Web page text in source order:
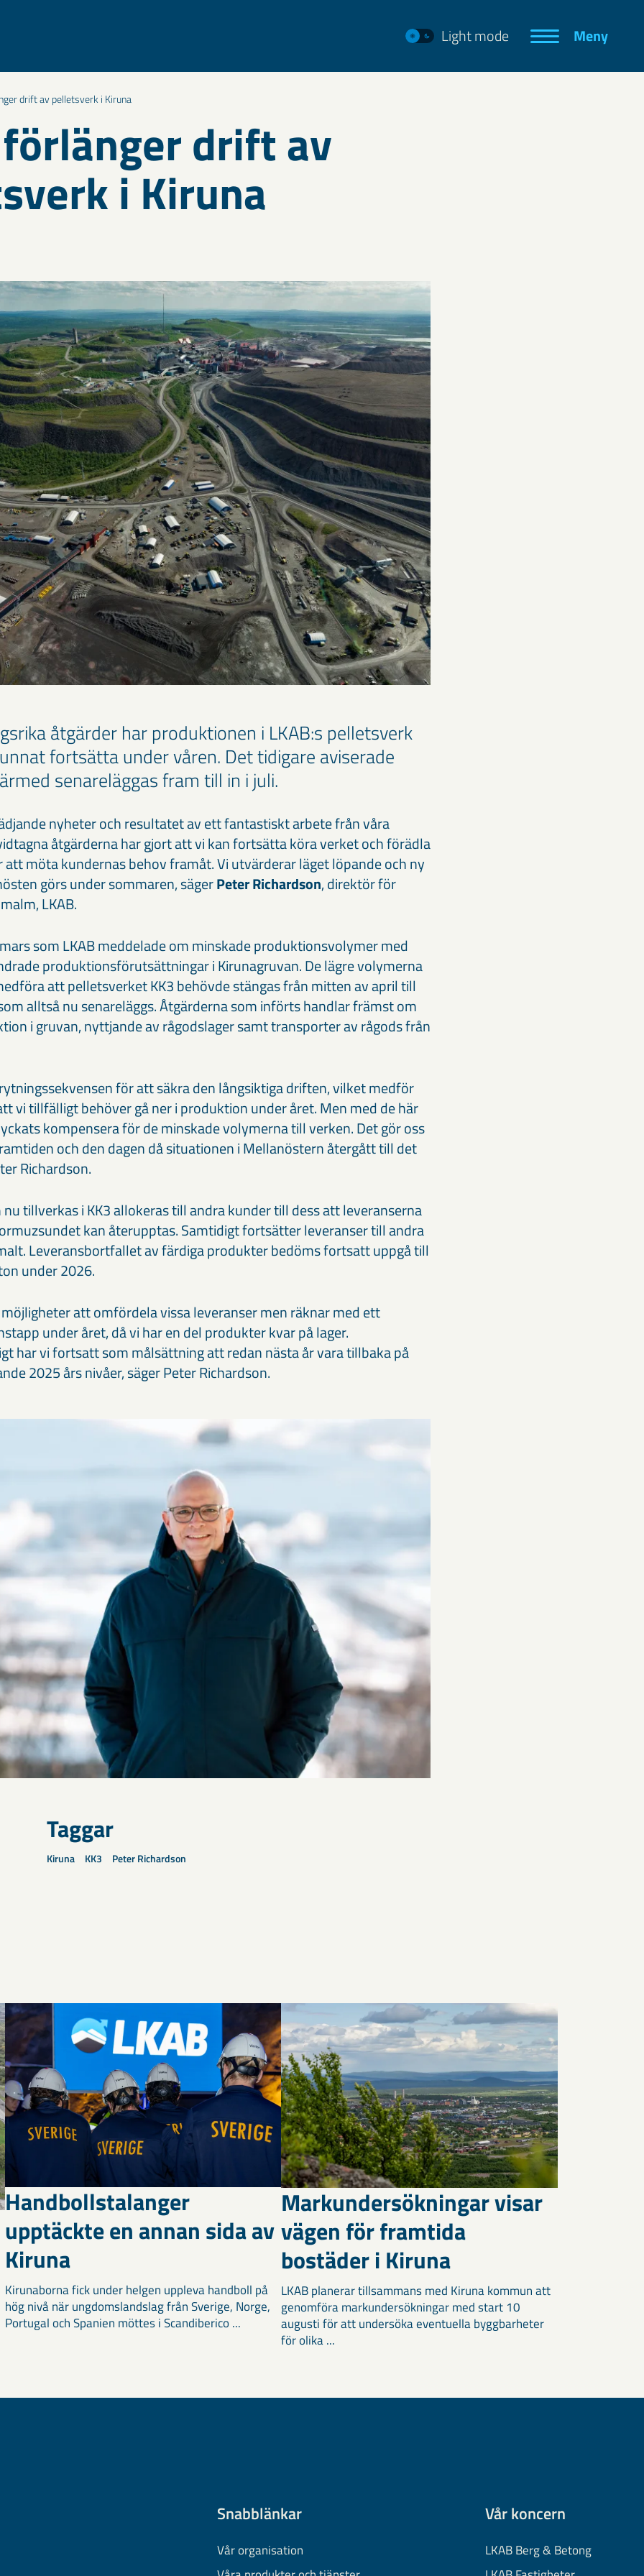
Light mode Meny
drift av pelletsverk i Kiruna
drift av
i Kiruna
åtgärder har produktionen i LKAB:s pelletsverk
fortsätta under våren. Det tidigare aviserade
senareläggas fram till in i juli.
nyheter och resultatet av ett fantastiskt arbete från våra
åtgärderna har gjort att vi kan fortsätta köra verket och förädla
möta kundernas behov framåt. Vi utvärderar läget löpande och ny
görs under sommaren, sägerPeter Richardson, direktör för
LKAB.
som LKAB meddelade om minskade produktionsvolymer med
produktionsförutsättningar i Kirunagruvan. De lägre volymerna
att pelletsverket KK3 behövde stängas från mitten av april till
alltså nu senareläggs. Åtgärderna som införts handlar främst om
i gruvan, nyttjande av rågodslager samt transporter av rågods från
för att säkra den långsiktiga driften, vilket medför
vi tillfälligt behöver gå ner i produktion under året. Men med de här
kompensera för de minskade volymerna till verken. Det gör oss
och den dagen då situationen i Mellanöstern återgått till det
Richardson.
tillverkas i KK3 allokeras till andra kunder till dess att leveranserna
kan återupptas. Samtidigt fortsätter leveranser till andra
Leveransbortfallet av färdiga produkter bedöms fortsatt uppgå till
under 2026.
att omfördela vissa leveranser men räknar med ett
under året, då vi har en del produkter kvar på lager.
har vi fortsatt som målsättning att redan nästa år vara tillbaka på
2025 års nivåer, säger Peter Richardson.
Taggar
Kiruna KK3 Peter Richardson
Handbollstalanger
upptäckte en annan sida av
Kiruna
Kirunaborna fick under helgen uppleva handboll på
hög nivå när ungdomslandslag från Sverige, Norge,
Portugal och Spanien möttes i Scandiberico ...
Markundersökningar visar
vägen för framtida
bostäder i Kiruna
LKAB planerar tillsammans med Kiruna kommun att
genomföra markundersökningar med start 10
augusti för att undersöka eventuella byggbarheter
för olika ...
Snabblänkar
Vår organisation
Vår koncern
LKAB Berg & Betong